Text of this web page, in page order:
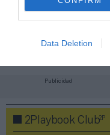
Data Deletion
FC Barcelona
Publicidad
2Playbook Club2P